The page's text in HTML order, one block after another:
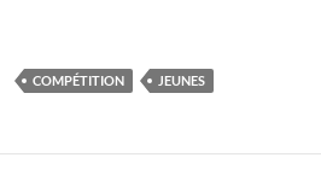
COMPÉTITION JEUNES